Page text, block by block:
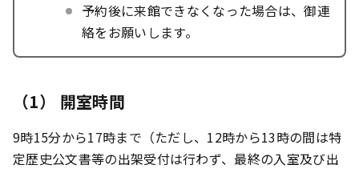
予約後に来館できなくなった場合は、御連
絡をお願いします。
（1） 開室時間
9時15分から17時まで（ただし、12時から13時の間は特
定歴史公文書等の出架受付は行わず、最終の入室及び出